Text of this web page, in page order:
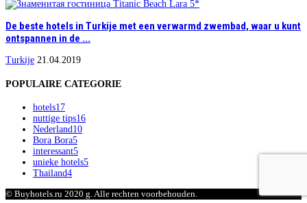
De beste hotels in Turkije met een verwarmd zwembad, waar u kunt
ontspannen in de ...
Turkije 21.04.2019
POPULAIRE CATEGORIE
hotels17
nuttige tips16
Nederland10
Bora Bora5
interessant5
unieke hotels5
Thailand4
© Buyhotels.ru 2020 g. Alle rechten voorbehouden.